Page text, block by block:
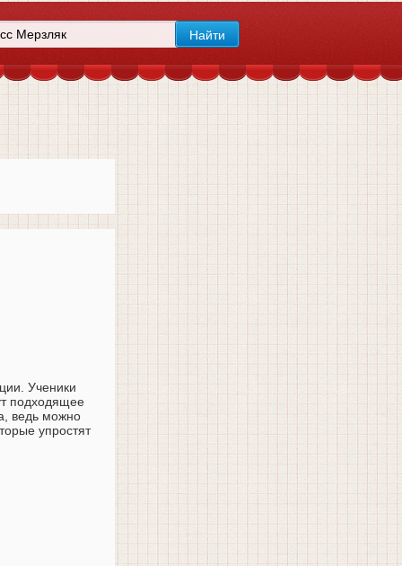
Ученики
подходящее
ведь можно
упростят